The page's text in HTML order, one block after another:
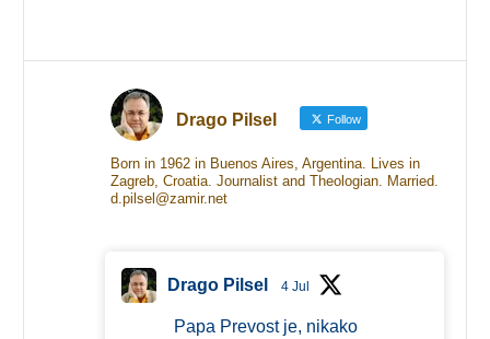
Drago Pilsel Follow
Born in 1962 in Buenos Aires, Argentina. Lives in
Zagreb, Croatia. Journalist and Theologian. Married.
d.pilsel@zamir.net
Drago Pilsel 4 Jul
Papa Prevost je, nikako